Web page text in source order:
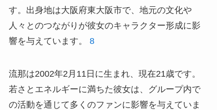
す。出身地は大阪府東大阪市で、地元の文化や
人々とのつながりが彼女のキャラクター形成に影
響を与えています。 8
流那は2002年2月11日に生まれ、現在21歳です。
若さとエネルギーに満ちた彼女は、グループ内で
の活動を通じて多くのファンに影響を与えていま